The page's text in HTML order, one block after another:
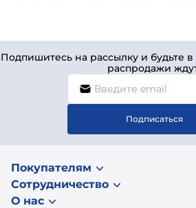
Подпишитесь на рассылку и будьте
распродажи
Подписаться
Покупателям
Сотрудничество
О нас